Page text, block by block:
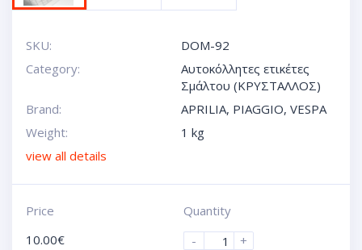
SKU:
DOM-92
Category:
Αυτοκόλλητες ετικέτες
Σμάλτου (ΚΡΥΣΤΑΛΛΟΣ)
Brand:
APRILIA, PIAGGIO, VESPA
Weight:
1 kg
view all details
Price
10.00€
Quantity
-
+